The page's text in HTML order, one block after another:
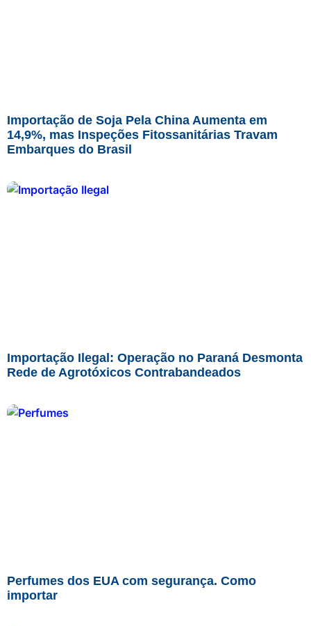
Importação de Soja Pela China Aumenta em
14,9%, mas Inspeções Fitossanitárias Travam
Embarques do Brasil
Importação Ilegal: Operação no Paraná Desmonta
Rede de Agrotóxicos Contrabandeados
Perfumes dos EUA com segurança. Como
importar